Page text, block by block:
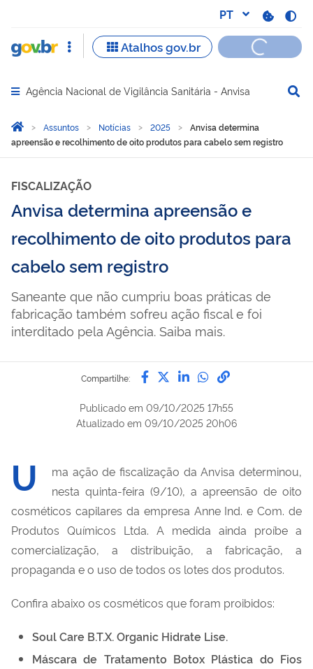
Abrir menu principal de navegação
Agência Nacional de Vigilância Sanitária - Anvisa
Você está aqui:
Página Inicial
Assuntos Notícias 2025
Anvisa determina
apreensão e recolhimento de oito produtos para cabelo sem registro
FISCALIZAÇÃO
Anvisa determina apreensão e
recolhimento de oito produtos para
cabelo sem registro
Saneante que não cumpriu boas práticas de
fabricação também sofreu ação fiscal e foi
interditado pela Agência. Saiba mais.
Compartilhe: Compartilhe por Facebook
Compartilhe por Twitter
Compartilhe por
Compartilhe
link para
Publicado em 09/10/2025 17h55
Atualizado em 09/10/2025 20h06
U
ma ação de fiscalização da Anvisa determinou,
nesta quinta-feira (9/10), a apreensão de oito
cosméticos capilares da empresa Anne Ind. e Com. de
Produtos Químicos Ltda. A medida ainda proíbe a
comercialização, a distribuição, a fabricação, a
propaganda e o uso de todos os lotes dos produtos.
Confira abaixo os cosméticos que foram proibidos:
Soul Care B.T.X. Organic Hidrate Lise.
Máscara de Tratamento Botox Plástica do Fios